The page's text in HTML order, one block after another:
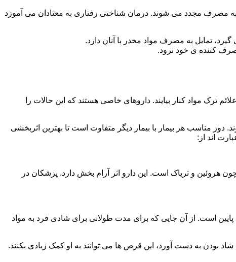
مصرف مجدد می شوند. درمان شناختی رفتاری به معتادان می آموزد
تمایل به مصرف مواد مخدر با آنان دارد.
کننده ی خود نرود.
ترک مواد کنار بیایند. داروهای خاصی هستند که این حالات را
دوز مناسب هر بیمار با بیمار دیگر متفاوت است تا بهترین اثربخشی
اند از:
و تریاک است. این دارو اثر آرام بخش دارد. پزشکان در
است. از آن جایی که برای مدت طولانی برای شادی فرد به مواد
بودن به دست آورد، این قرص ها می توانند به او کمک زیادی بکنند.